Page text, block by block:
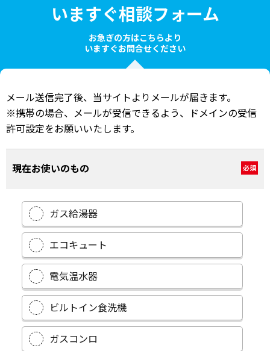
いますぐ相談フォーム
お急ぎの方はこちらより
いますぐお問合せください
メール送信完了後、当サイトよりメールが届きます。
※携帯の場合、メールが受信できるよう、ドメインの受信
許可設定をお願いいたします。
現在お使いのもの 必須
ガス給湯器
エコキュート
電気温水器
ビルトイン食洗機
ガスコンロ